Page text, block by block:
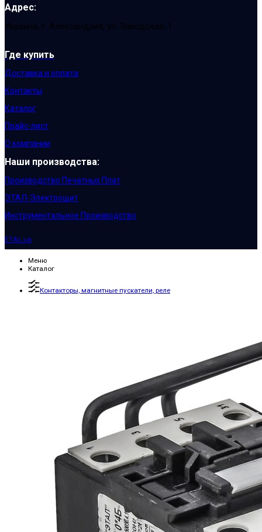
Адрес:
Украина, г. Александрия, ул. Заводская, 1
Где купить
Доставка и оплата
Контакты
Каталог
Прайс-лист
О компании
Наши производства:
Производство Печатных Плат
ЭТАЛ-Электрощит
Инструментальное Производство
ETAL.ua
Меню
Каталог
Контакторы, магнитные пускатели, реле